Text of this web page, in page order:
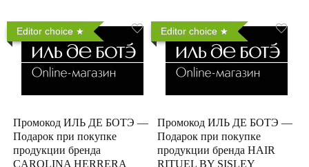
Editor choice
Промокод ИЛЬ ДЕ БОТЭ —
Подарок при покупке
продукции бренда
CAROLINA HERRERA
Editor choice
Промокод ИЛЬ ДЕ БОТЭ —
Подарок при покупке
продукции бренда HAIR
RITUEL BY SISLEY